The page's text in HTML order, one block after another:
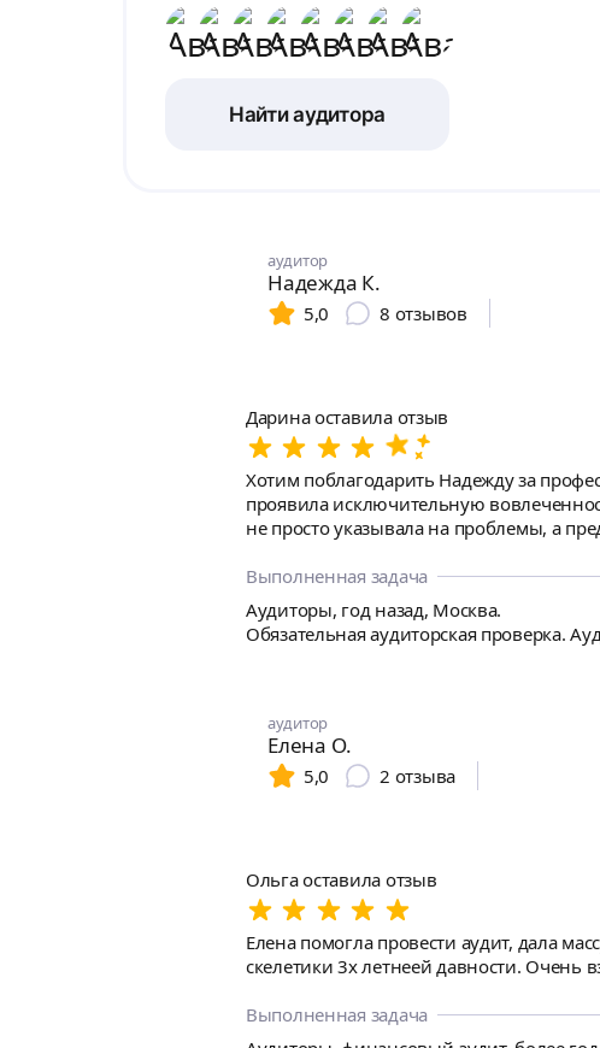
Найти аудитора
аудитор
Надежда К.
5,0
8 отзывов
Дарина оставила отзыв
Хотим поблагодарить Надежду за
проявила исключительную
не просто указывала на проблемы, а
рекомендуем!
Выполненная задача
Аудиторы, год назад, Москва.
Обязательная аудиторская проверка.
аудитор
Елена О.
5,0
2 отзыва
Ольга оставила отзыв
Елена помогла провести аудит, дала
скелетики 3х летнеей давности. Очень
Выполненная задача